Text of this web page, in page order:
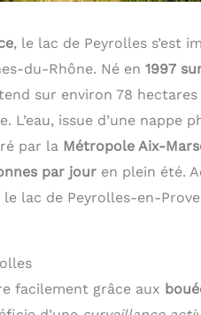
, le lac de Peyrolles s’est
du-Rhône. Né en 1997
sur environ 78
issue d’une nappe
par la Métropole Aix-
par jouren plein été.
lac de Peyrolles-en-
facilement grâce aux